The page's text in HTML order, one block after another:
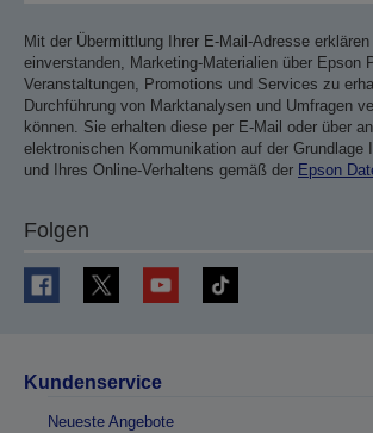
Mit der Übermittlung Ihrer E-Mail-Adresse
einverstanden, Marketing-Materialien über Epson
Veranstaltungen, Promotions und Services zu
Durchführung von Marktanalysen und Umfragen
können. Sie erhalten diese per E-Mail oder über
elektronischen Kommunikation auf der Grundlage
und Ihres Online-Verhaltens gemäß der Epson
Folgen
Kundenservice
Neueste Angebote